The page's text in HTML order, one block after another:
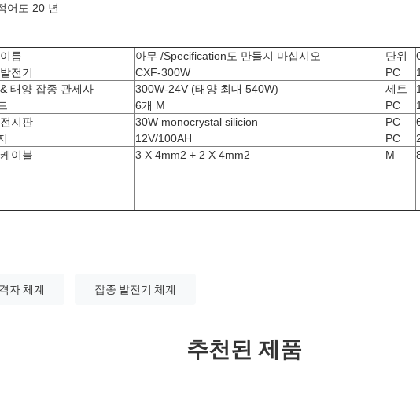
어도 20 년
름 아무 /Specification도 만들지 마십시오 단위
전기 CXF-300W PC
태양 잡종 관제사 300W-24V (태양 최대 540W) 세트
6개 M PC
지판 30W monocrystal silicion PC
12V/100AH PC
이블 3 X 4mm2 + 2 X 4mm2 M
자 체계 잡종 발전기 체계
추천된 제품